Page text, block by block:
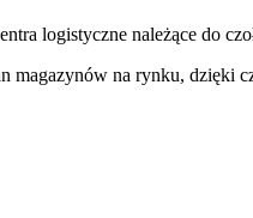
logistyczne należące do
magazynów na rynku, dzięki